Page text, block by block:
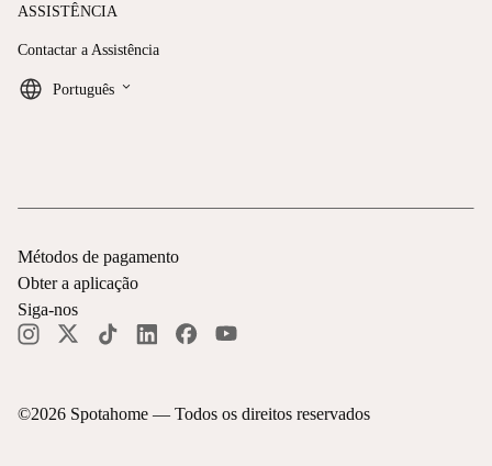
ASSISTÊNCIA
Contactar a Assistência
Português keyboard_arrow_down
©2026 Spotahome — Todos os direitos reservados
Métodos de pagamento
Obter a aplicação
Siga-nos